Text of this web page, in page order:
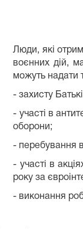
Люди, які
воєнних дій,
можуть надати
- захисту
- участі в
оборони;
- перебування в
- участі в
року за
- виконання